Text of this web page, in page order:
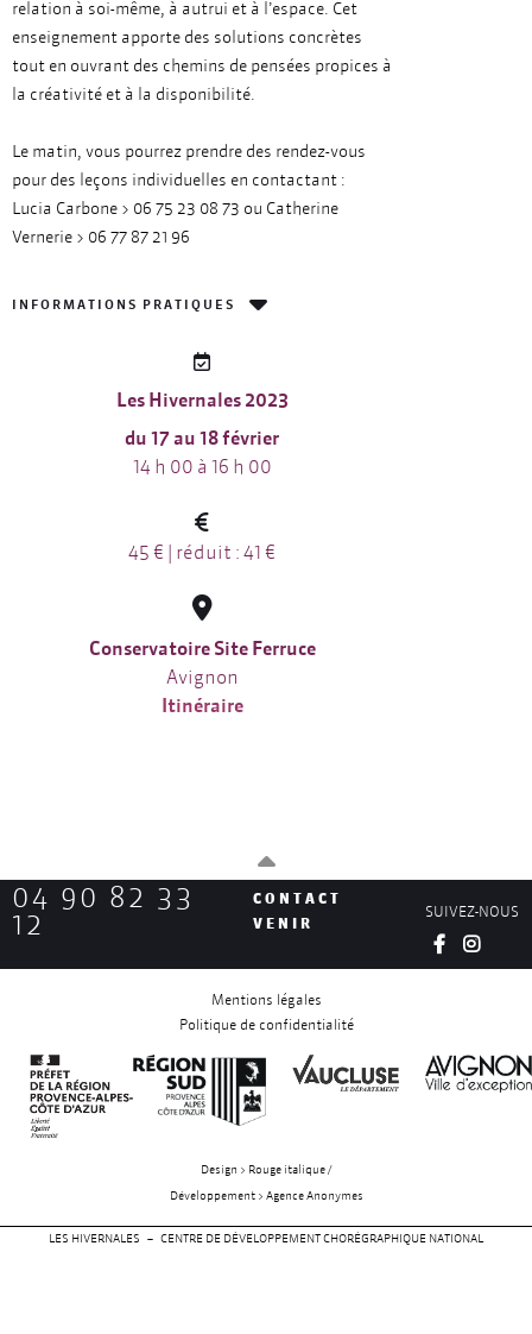
relation à soi-même, à autrui et à l’espace. Cet
enseignement apporte des solutions concrètes
tout en ouvrant des chemins de pensées propices à
la créativité et à la disponibilité.
Le matin, vous pourrez prendre des rendez-vous
pour des leçons individuelles en contactant :
Lucia Carbone > 06 75 23 08 73 ou Catherine
Vernerie > 06 77 87 21 96
INFORMATIONS PRATIQUES
Les Hivernales 2023
du 17 au 18 février
14 h 00 à 16 h 00
45 € | réduit : 41 €
Conservatoire Site Ferruce
Avignon
Itinéraire
04 90 82 33
12
CONTACT
VENIR
SUIVEZ-NOUS
Mentions légales
Politique de confidentialité
Design > Rouge italique /
Développement > Agence Anonymes
LES HIVERNALES – CENTRE DE DÉVELOPPEMENT CHORÉGRAPHIQUE NATIONAL